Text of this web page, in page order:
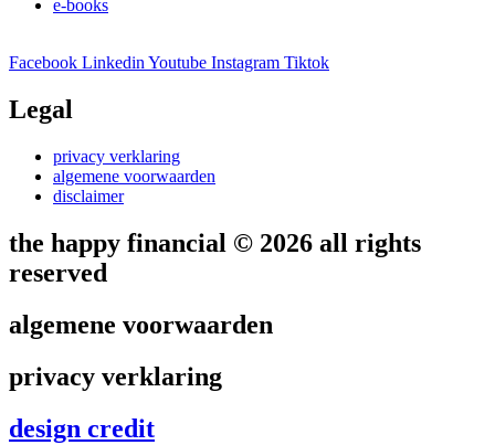
e-books
Facebook LinkedinYoutube Instagram Tiktok
Legal
privacy verklaring
algemene voorwaarden
disclaimer
the happy financial © 2026 all rights
reserved
algemene voorwaarden
privacy verklaring
design credit